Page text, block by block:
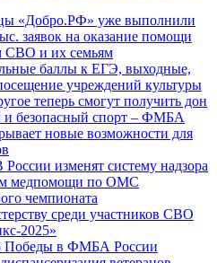
«Добро.РФ» уже выполнили
заявок на оказание помощи
СВО и их семьям
баллы к ЕГЭ, выходные,
учреждений культуры
теперь смогут получить дон
и безопасный спорт – ФМБА
новые возможности для
России изменят систему надзора
медпомощи по ОМС
чемпионата
среди участников СВО
2025»
Победы в ФМБА России